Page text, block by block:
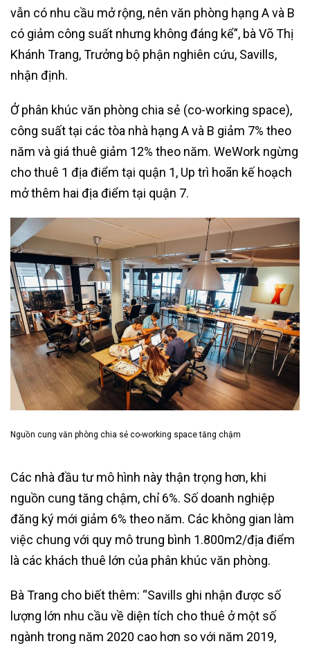
vẫn có nhu cầu mở rộng, nên văn phòng hạng A và B
có giảm công suất nhưng không đáng kể”, bà Võ Thị
Khánh Trang, Trưởng bộ phận nghiên cứu, Savills,
nhận định.
Ở phân khúc văn phòng chia sẻ (co-working space),
công suất tại các tòa nhà hạng A và B giảm 7% theo
năm và giá thuê giảm 12% theo năm. WeWork ngừng
cho thuê 1 địa điểm tại quận 1, Up trì hoãn kế hoạch
mở thêm hai địa điểm tại quận 7.
Nguồn cung văn phòng chia sẻ co-working space tăng chậm
Các nhà đầu tư mô hình này thận trọng hơn, khi
nguồn cung tăng chậm, chỉ 6%. Số doanh nghiệp
đăng ký mới giảm 6% theo năm. Các không gian làm
việc chung với quy mô trung bình 1.800m2/địa điểm
là các khách thuê lớn của phân khúc văn phòng.
Bà Trang cho biết thêm: “Savills ghi nhận được số
lượng lớn nhu cầu về diện tích cho thuê ở một số
ngành trong năm 2020 cao hơn so với năm 2019,